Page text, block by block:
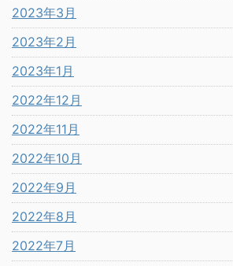
2023年3月
2023年2月
2023年1月
2022年12月
2022年11月
2022年10月
2022年9月
2022年8月
2022年7月